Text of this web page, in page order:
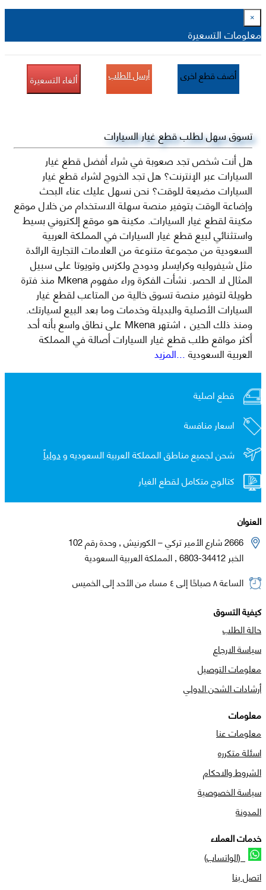
×
معلومات التسعيرة
أضف قطع اخرى أرسل الطلب ألغاء التسعيرة
تسوق سهل لطلب قطع غيار السيارات
هل أنت شخص تجد صعوبة في شراء أفضل قطع غيار
السيارات عبر الإنترنت؟ هل تجد الخروج لشراء قطع غيار
السيارات مضيعة للوقت؟ نحن نسهل عليك عناء البحث
وإضاعة الوقت بتوفير منصة سهلة الاستخدام من خلال موقع
مكينة لقطع غيار السيارات. مكينة هو موقع إلكتروني بسيط
واستثنائي لبيع قطع غيار السيارات في المملكة العربية
السعودية من مجموعة متنوعة من العلامات التجارية الرائدة
مثل شيفروليه وكرايسلر ودودج ولكزس وتويوتا على سبيل
المثال لا الحصر. نشأت الفكرة وراء مفهوم Mkena منذ فترة
طويلة لتوفير منصة تسوق خالية من المتاعب لقطع غيار
السيارات الأصلية والبديلة وخدمات وما بعد البيع لسيارتك.
ومنذ ذلك الحين ، اشتهر Mkena على نطاق واسع بأنه أحد
أكثر مواقع طلب قطع غيار السيارات أصالة في المملكة
العربية السعودية...المزيد
قطع اصلية
اسعار منافسة
شحن لجميع مناطق المملكة العربية السعوديه ودولياً
كتالوج متكامل لقطع الغيار
العنوان
2666 شارع الأمير تركي – الكورنيش , وحدة رقم 102
الخبر 34412-6803 , المملكة العربية السعودية
الساعة ٨ صباحًا إلى ٤ مساء من الأحد إلى الخميس
كيفية التسوق
حالة الطلب
سياسة الارجاع
معلومات التوصيل
أرشادات الشحن الدولي
معلومات
معلومات عنا
اسئلة متكرره
الشروط والاحكام
سياسة الخصوصية
المدونة
خدمات العملاء
(الواتساب)
اتصل بنا